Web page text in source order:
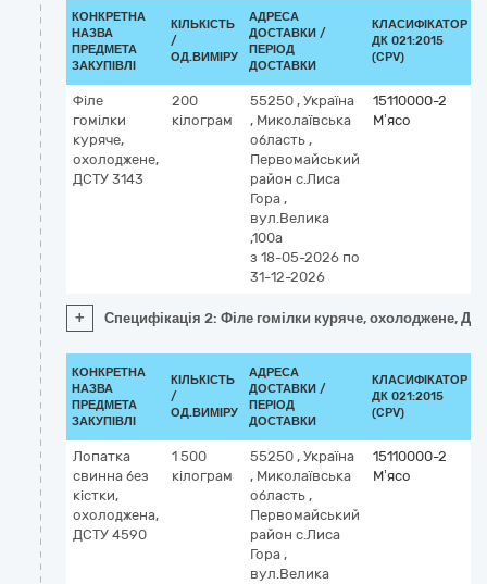
КОНКРЕТНА
НАЗВА
ПРЕДМЕТА
ЗАКУПІВЛІ
КІЛЬКІСТЬ
/
ОД.ВИМІРУ
АДРЕСА
ДОСТАВКИ /
ПЕРІОД
ДОСТАВКИ
КЛАСИФІКАТОР
ДК 021:2015
(CPV)
Філе
гомілки
куряче,
охолоджене,
ДСТУ 3143
200
кілограм
55250 , Україна
, Миколаївська
область ,
Первомайський
район с.Лиса
Гора ,
вул.Велика
,100а
з 18-05-2026 по
31-12-2026
15110000-2
М’ясо
+ Специфікація 2: Філе гомілки куряче, охолоджене,
КОНКРЕТНА
НАЗВА
ПРЕДМЕТА
ЗАКУПІВЛІ
КІЛЬКІСТЬ
/
ОД.ВИМІРУ
АДРЕСА
ДОСТАВКИ /
ПЕРІОД
ДОСТАВКИ
КЛАСИФІКАТОР
ДК 021:2015
(CPV)
Лопатка
свинна без
кістки,
охолоджена,
ДСТУ 4590
1 500
кілограм
55250 , Україна
, Миколаївська
область ,
Первомайський
район с.Лиса
Гора ,
вул.Велика
15110000-2
М’ясо